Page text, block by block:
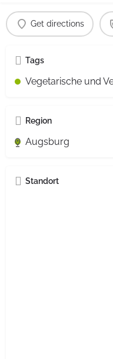
Get directions
Tags
Region
Augsburg
Standort